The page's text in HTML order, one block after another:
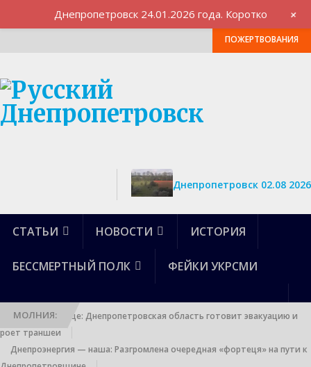
ПРЕДЛОЖИТЬ СТАТЬЮ СВЯЗЬ С АДМИНИСТРАЦИЕЙ
ПОЖЕРТВОВАНИЯ
Днепропетровск 02.08 2026
СТАТЬИ НОВОСТИ ИСТОРИЯ
БЕССМЕРТНЫЙ ПОЛК ФЕЙКИ УКРСМИ
МОЛНИЯ:
Выход к границе: Днепропетровская область готовит эвакуацию и
роет траншеи
Днепроэнергия — наша: Разгромлена очередная «фортеця» на пути к
Днепропетровск 24.01.2026 года. Коротко +